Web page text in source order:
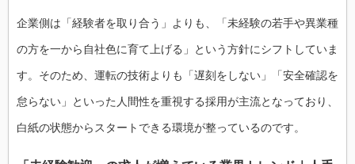
企業側は「経験者を取り合う」よりも、「未経験の若手や異業種
の方を一から自社色に育て上げる」という方針にシフトしていま
す。そのため、運転の技術よりも「遅刻をしない」「安全確認を
怠らない」といった人間性を重視する採用が主流となっており、
白紙の状態からスタートできる環境が整っているのです。